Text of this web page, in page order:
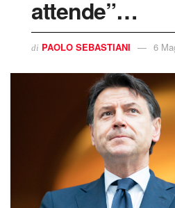
attende”…
di PAOLO SEBASTIANI 6